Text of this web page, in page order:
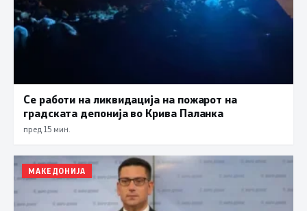
Се работи на ликвидација на пожарот на
градската депонија во Крива Паланка
пред 15 мин.
МАКЕДОНИЈА